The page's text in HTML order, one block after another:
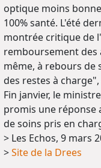
optique moins
100% santé. L'été
montrée critique de
remboursement des
même, à rebours
des restes à
Fin janvier, le
promis une réponse
de soins pris en
> Les Echos, 9 mars
>Site de la Drees